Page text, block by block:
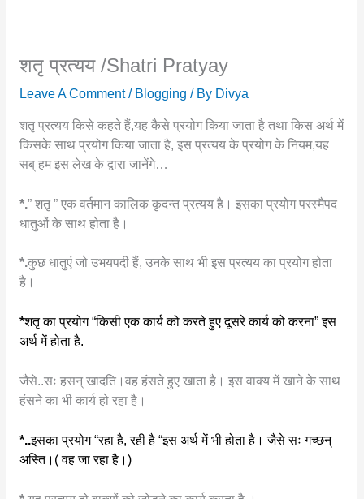
शतृ प्रत्यय /shatri Pratyay
Leave A Comment / Blogging / By Divya
शतृ प्रत्यय किसे कहते हैं,यह कैसे प्रयोग किया जाता है तथा किस अर्थ में
किसके साथ प्रयोग किया जाता है, इस प्रत्यय के प्रयोग के नियम,यह
सब् हम इस लेख के द्वारा जानेंगे…
*.” शतृ ” एक वर्तमान कालिक कृदन्त प्रत्यय है। इसका प्रयोग परस्मैपद
धातुओं के साथ होता है।
*.कुछ धातुएं जो उभयपदी हैं, उनके साथ भी इस प्रत्यय का प्रयोग होता
है।
*शतृ का प्रयोग “किसी एक कार्य को करते हुए दूसरे कार्य को करना” इस
अर्थ में होता है.
जैसे..सः हसन् खादति।वह हंसते हुए खाता है। इस वाक्य में खाने के साथ
हंसने का भी कार्य हो रहा है।
*..इसका प्रयोग “रहा है, रही है “इस अर्थ में भी होता है। जैसे सः गच्छन्
अस्ति।( वह जा रहा है।)